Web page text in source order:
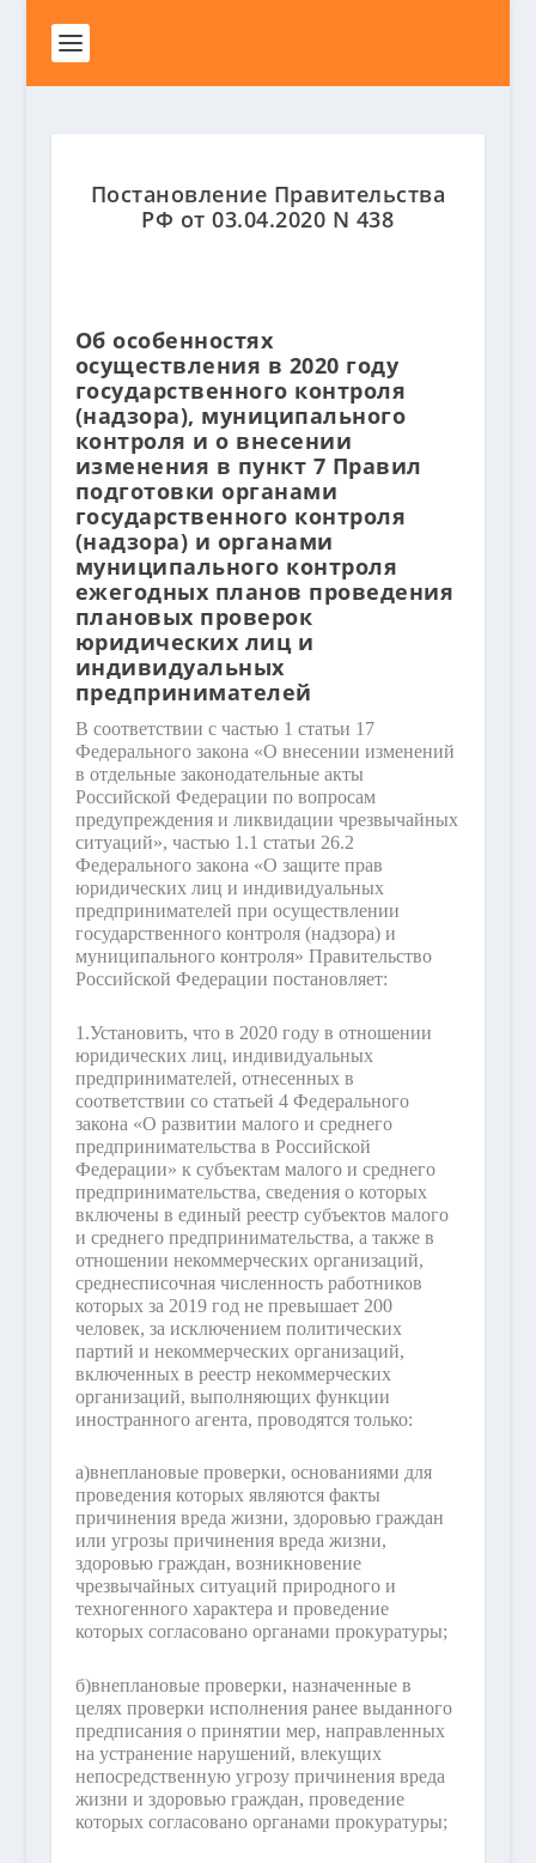
Постановление Правительства
РФ от 03.04.2020 N 438
Об особенностях
осуществления в 2020 году
государственного контроля
(надзора), муниципального
контроля и о внесении
изменения в пункт 7 Правил
подготовки органами
государственного контроля
(надзора) и органами
муниципального контроля
ежегодных планов проведения
плановых проверок
юридических лиц и
индивидуальных
предпринимателей
В соответствии с частью 1 статьи 17
Федерального закона «О внесении изменений
в отдельные законодательные акты
Российской Федерации по вопросам
предупреждения и ликвидации чрезвычайных
ситуаций», частью 1.1 статьи 26.2
Федерального закона «О защите прав
юридических лиц и индивидуальных
предпринимателей при осуществлении
государственного контроля (надзора) и
муниципального контроля» Правительство
Российской Федерации постановляет:
1.Установить, что в 2020 году в отношении
юридических лиц, индивидуальных
предпринимателей, отнесенных в
соответствии со статьей 4 Федерального
закона «О развитии малого и среднего
предпринимательства в Российской
Федерации» к субъектам малого и среднего
предпринимательства, сведения о которых
включены в единый реестр субъектов малого
и среднего предпринимательства, а также в
отношении некоммерческих организаций,
среднесписочная численность работников
которых за 2019 год не превышает 200
человек, за исключением политических
партий и некоммерческих организаций,
включенных в реестр некоммерческих
организаций, выполняющих функции
иностранного агента, проводятся только:
а)внеплановые проверки, основаниями для
проведения которых являются факты
причинения вреда жизни, здоровью граждан
или угрозы причинения вреда жизни,
здоровью граждан, возникновение
чрезвычайных ситуаций природного и
техногенного характера и проведение
которых согласовано органами прокуратуры;
б)внеплановые проверки, назначенные в
целях проверки исполнения ранее выданного
предписания о принятии мер, направленных
на устранение нарушений, влекущих
непосредственную угрозу причинения вреда
жизни и здоровью граждан, проведение
которых согласовано органами прокуратуры;